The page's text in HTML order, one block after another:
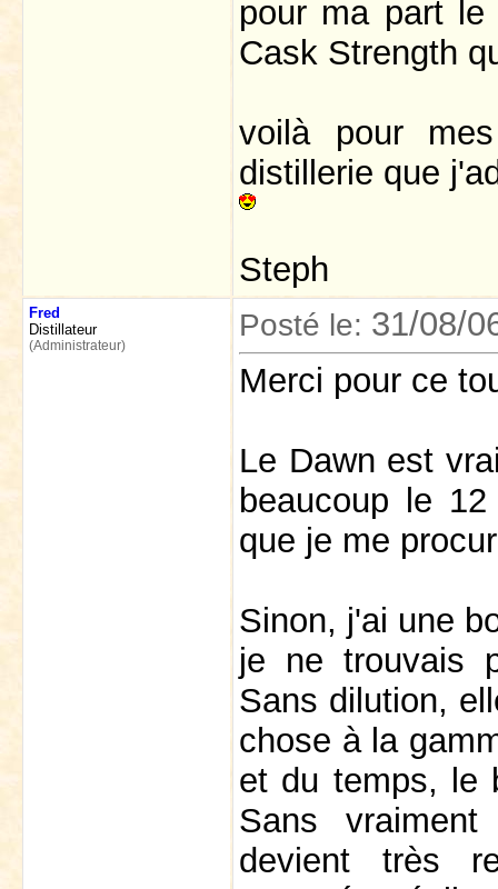
pour ma part
Cask Strength
voilà pour
distillerie que
Steph
Fred
Distillateur
(Administrateur)
Posté le: 31/08/
Merci pour ce
Le Dawn est
beaucoup le
que je me
Sinon, j'ai une
je ne trouvais
Sans dilution,
chose à la
et du temps, le
Sans
devient très